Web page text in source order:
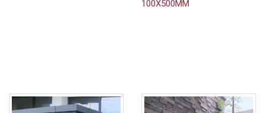
100X500MM